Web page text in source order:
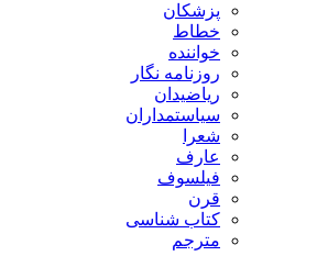
پزشکان
خطاط
خواننده
روزنامه نگار
ریاضیدان
سیاستمداران
شعرا
عارف
فیلسوف
قرن
کتاب شناسی
مترجم